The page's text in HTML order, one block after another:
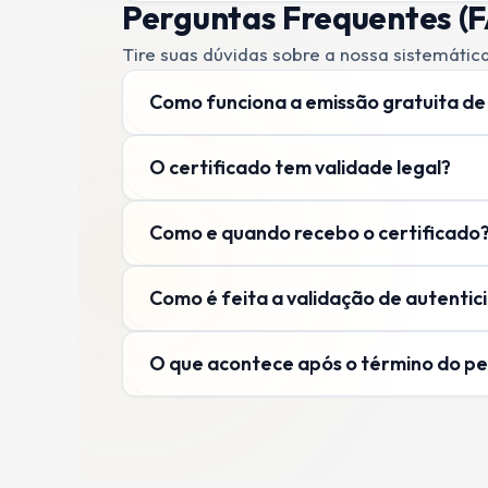
Perguntas Frequentes
Tire suas dúvidas sobre a nossa
Como funciona a emissão gratuita
A emissão é 100% gratuita quando
pode gerar seu PDF oficial de conclusão
O certificado tem validade legal?
Sim. Nossos certificados são válidos em
Educação Nacional) na categoria de
faculdade, enriquecer seu currículo ou
Como e quando recebo o certificado?
O envio é imediato. Assim que você
gera o certificado em tempo real. Você
cadastrado.
Como é feita a validação de
Cada certificado gerado acompanha um
ensino ou empresa pode comprovar a
O que acontece após o término do